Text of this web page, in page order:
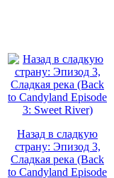
Назад в сладкую
страну: Эпизод 3,
Сладкая река (Back
to Candyland Episode